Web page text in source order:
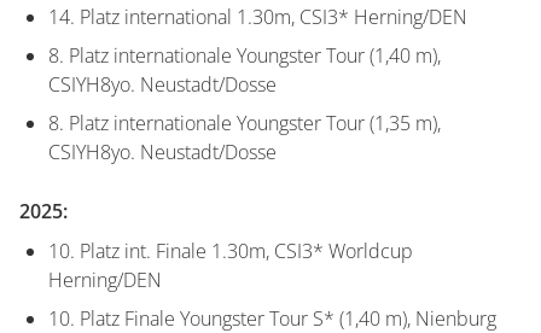
14. Platz international 1.30m, CSI3* Herning/DEN
8. Platz internationale Youngster Tour (1,40 m),
CSIYH8yo. Neustadt/Dosse
8. Platz internationale Youngster Tour (1,35 m),
CSIYH8yo. Neustadt/Dosse
2025:
10. Platz int. Finale 1.30m, CSI3* Worldcup
Herning/DEN
10. Platz Finale Youngster Tour S* (1,40 m), Nienburg